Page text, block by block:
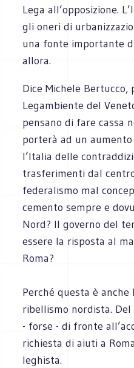
Lega all’opposizione.
gli oneri di
una fonte importante
allora.
Dice Michele Bertucco,
Legambiente del
pensano di fare cassa
porterà ad un aumento
l’Italia delle
trasferimenti dal
federalismo mal
cemento sempre e
Nord? Il governo del
essere la risposta al
Roma?
Perché questa è anche
ribellismo nordista.
- forse - di fronte
richiesta di aiuti a
leghista.